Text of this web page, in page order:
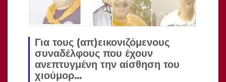
Για τους (απ)εικονιζόμενους
συναδέλφους που έχουν
ανεπτυγμένη την αίσθηση του
χιούμορ…